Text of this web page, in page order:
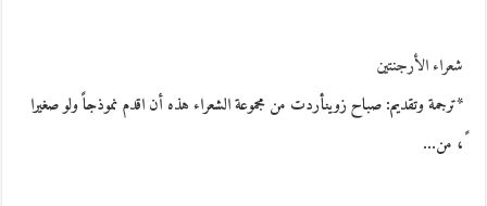
شعراء الأرجنتين
*ترجمة وتقديم: صباح زوينأردت من مجموعة الشعراء هذه أن اقدم نموذجاً ولو صغيرا
ً، من…